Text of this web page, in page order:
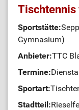
Tischtennis
Sportstätte:
Gymnasium)
Anbieter:TTC
Termine:
Sportart:
Stadtteil: